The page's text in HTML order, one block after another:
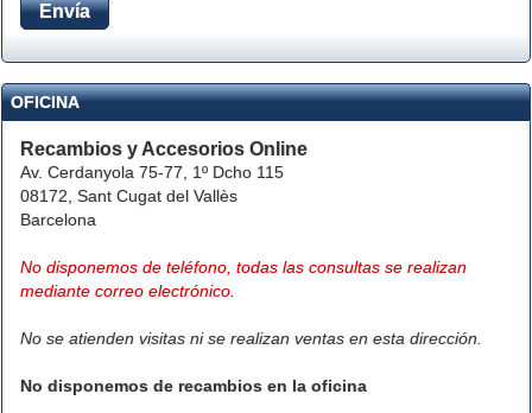
OFICINA
Recambios y Accesorios Online
Av. Cerdanyola 75-77, 1º Dcho 115
08172, Sant Cugat del Vallès
Barcelona
No disponemos de teléfono, todas las consultas se realizan
mediante correo electrónico.
No se atienden visitas ni se realizan ventas en esta dirección.
No disponemos de recambios en la oficina